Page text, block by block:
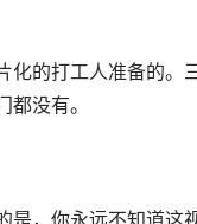
的打工人准备的。
没有。